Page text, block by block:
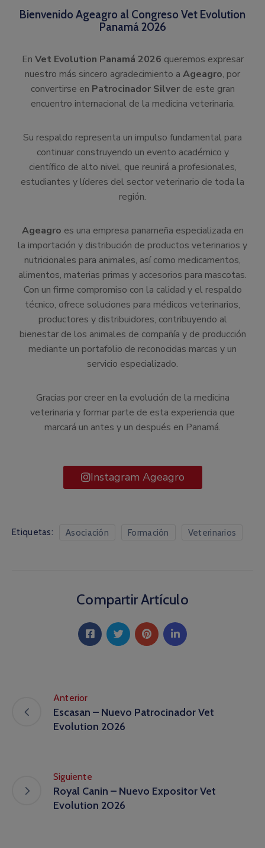
Bienvenido Ageagro al Congreso Vet Evolution
Panamá 2026
En Vet Evolution Panamá 2026 queremos expresar
nuestro más sincero agradecimiento a Ageagro, por
convertirse en Patrocinador Silverde este gran
encuentro internacional de la medicina veterinaria.
Su respaldo representa un impulso fundamental para
continuar construyendo un evento académico y
científico de alto nivel, que reunirá a profesionales,
estudiantes y líderes del sector veterinario de toda la
región.
Ageagro es una empresa panameña especializada en
la importación y distribución de productos veterinarios y
nutricionales para animales, así como medicamentos,
alimentos, materias primas y accesorios para mascotas.
Con un firme compromiso con la calidad y el respaldo
técnico, ofrece soluciones para médicos veterinarios,
productores y distribuidores, contribuyendo al
bienestar de los animales de compañía y de producción
mediante un portafolio de reconocidas marcas y un
servicio especializado.
Gracias por creer en la evolución de la medicina
veterinaria y formar parte de esta experiencia que
marcará un antes y un después en Panamá.
Instagram Ageagro
Etiquetas: Asociación Formación Veterinarios
Compartir Artículo
Anterior
Escasan – Nuevo Patrocinador Vet
Evolution 2026
Siguiente
Royal Canin – Nuevo Expositor Vet
Evolution 2026